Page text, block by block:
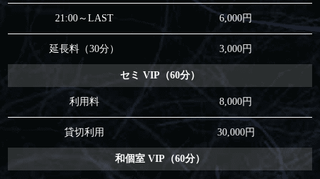
21:00～LAST 6,000円
延長料（30分） 3,000円
セミ VIP（60分）
利用料 8,000円
貸切利用 30,000円
和個室 VIP（60分）